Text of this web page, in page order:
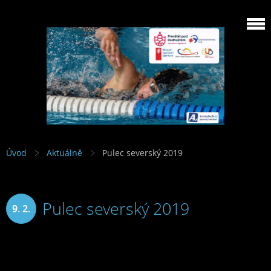
Úvod Aktuálně Pulec severský 2019
9. 2. Pulec severský 2019